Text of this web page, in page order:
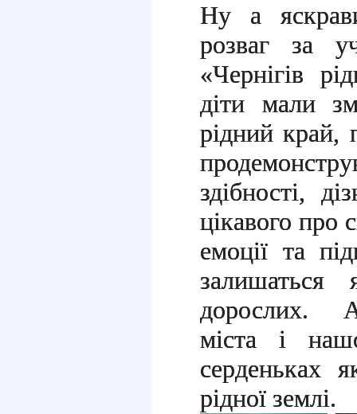
Ну а
розваг за
«Чернігів
діти мали
рідний край,
здібності,
цікавого про
емоції та
дорослих.
міста і
серденьках
рідної землі.